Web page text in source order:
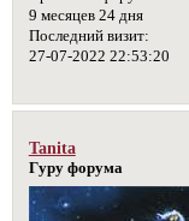
9 месяцев 24 дня
Последний визит:
27-07-2022 22:53:20
Tanita
Гуру форума